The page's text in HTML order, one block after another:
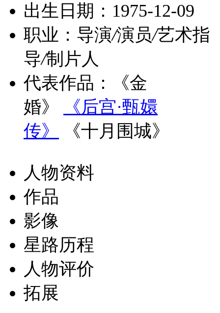
出生日期：1975-12-09
职业：导演/演员/艺术指
导/制片人
代表作品：
《金
婚》
《后宫·甄嬛
传》
《十月围城》
人物资料
作品
影像
星路历程
人物评价
拓展